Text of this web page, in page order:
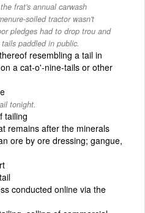
frat's annual carwash
soiled tractor wasn't
pledges had to drop trou and
paddled in public.
resembling a tail in
a cat-o'-nine-tails or other
tonight.
tailing
remains after the minerals
ore by ore dressing; gangue,
conducted online via the